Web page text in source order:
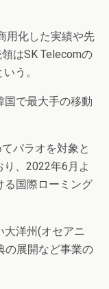
用化した実績や先
はSK Telecomの
う。
国で最大手の移動
パラオを対象と
、2022年6月よ
る国際ローミング
大洋州(オセアニ
の展開など事業の